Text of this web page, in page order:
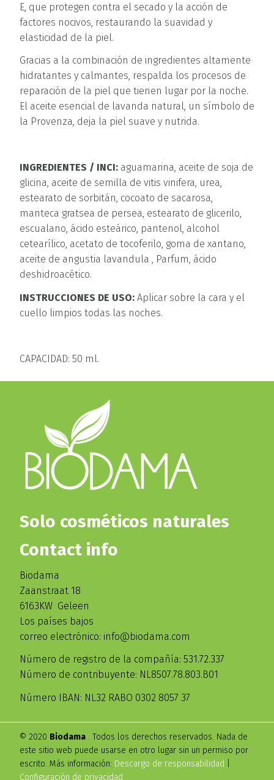
E, que protegen contra el secado y la acción de
factores nocivos, restaurando la suavidad y
elasticidad de la piel.
Gracias a la combinación de ingredientes altamente
hidratantes y calmantes, respalda los procesos de
reparación de la piel que tienen lugar por la noche.
El aceite esencial de lavanda natural, un símbolo de
la Provenza, deja la piel suave y nutrida.
INGREDIENTES / INCI: aguamarina, aceite de soja de
glicina, aceite de semilla de vitis vinifera, urea,
estearato de sorbitán, cocoato de sacarosa,
manteca gratsea de persea, estearato de glicerilo,
escualano, ácido esteárico, pantenol, alcohol
cetearílico, acetato de tocoferilo, goma de xantano,
aceite de angustia lavandula , Parfum, ácido
deshidroacético.
INSTRUCCIONES DE USO: Aplicar sobre la cara y el
cuello limpios todas las noches.
CAPACIDAD: 50 ml.
Solo cosméticos naturales
Contact info
Biodama
Zaanstraat 18
6163KW Geleen
Los países bajos
correo electrónico: info@biodama.com
Número de registro de la compañía: 531.72.337
Número de contribuyente: NL8507.78.803.B01
Número IBAN: NL32 RABO 0302 8057 37
© 2020 Biodama . Todos los derechos reservados. Nada de
este sitio web puede usarse en otro lugar sin un permiso por
escrito. Más información: Descargo de responsabilidad
Configuración de privacidad